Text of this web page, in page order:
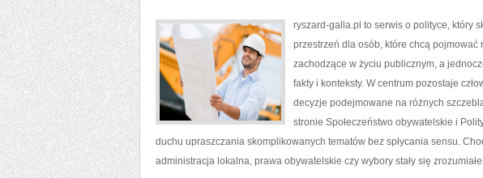
ryszard-galla.pl to serwis o polityce, który
przestrzeń dla osób, które chcą
zachodzące w życiu publicznym, a
fakty i konteksty. W centrum pozostaje
decyzje podejmowane na różnych
stronie Społeczeństwo obywatelskie i
duchu upraszczania skomplikowanych tematów bez spłycania sensu.
administracja lokalna, prawa obywatelskie czy wybory stały się